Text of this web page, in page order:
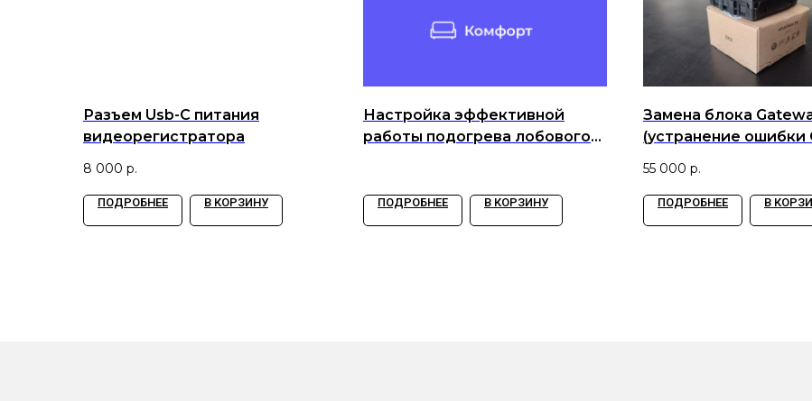
Разъем Usb-C питания
видеорегистратора
8 000 р.
ПОДРОБНЕЕ В КОРЗИНУ
Настройка эффективной
работы подогрева лобового
ПОДРОБНЕЕ В КОРЗИНУ
Замена блока
(устранение ошибки
55 000 р.
ПОДРОБНЕЕ В